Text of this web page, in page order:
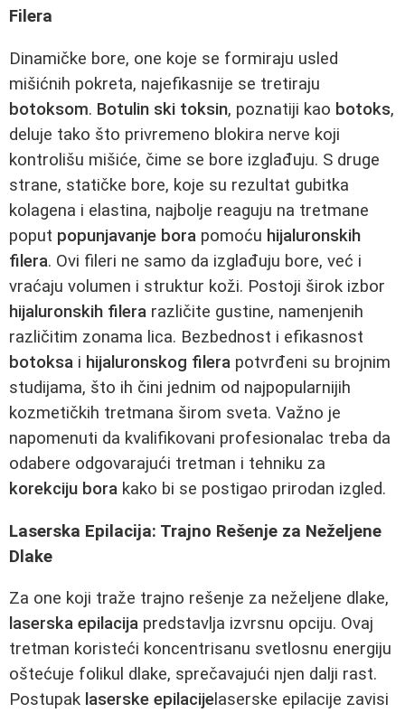
Filera
Dinamičke bore, one koje se formiraju usled
mišićnih pokreta, najefikasnije se tretiraju
botoksom. Botulin ski toksin, poznatiji kao botoks,
deluje tako što privremeno blokira nerve koji
kontrolišu mišiće, čime se bore izglađuju. S druge
strane, statičke bore, koje su rezultat gubitka
kolagena i elastina, najbolje reaguju na tretmane
poput popunjavanje bora pomoću hijaluronskih
filera. Ovi fileri ne samo da izglađuju bore, već i
vraćaju volumen i struktur koži. Postoji širok izbor
hijaluronskih filera različite gustine, namenjenih
različitim zonama lica. Bezbednost i efikasnost
botoksa i hijaluronskog filera potvrđeni su brojnim
studijama, što ih čini jednim od najpopularnijih
kozmetičkih tretmana širom sveta. Važno je
napomenuti da kvalifikovani profesionalac treba da
odabere odgovarajući tretman i tehniku za
korekciju bora kako bi se postigao prirodan izgled.
Laserska Epilacija: Trajno Rešenje za Neželjene
Dlake
Za one koji traže trajno rešenje za neželjene dlake,
laserska epilacija predstavlja izvrsnu opciju. Ovaj
tretman koristeći koncentrisanu svetlosnu energiju
oštećuje folikul dlake, sprečavajući njen dalji rast.
Postupak laserske epilacije laserske epilacije zavisi